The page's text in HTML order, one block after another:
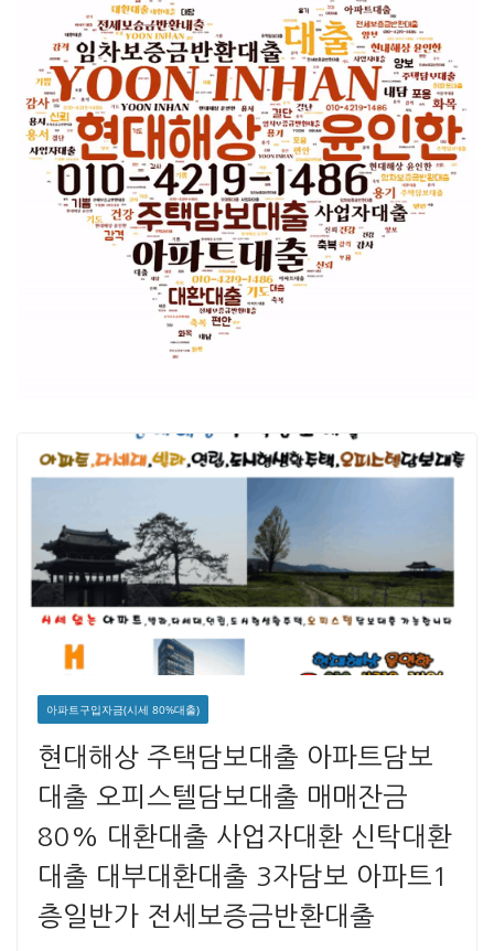
아파트구입자금(시세 80%대출)
현대해상 주택담보대출 아파트담보
대출 오피스텔담보대출 매매잔금
80% 대환대출 사업자대환 신탁대환
대출 대부대환대출 3자담보 아파트1
층일반가 전세보증금반환대출